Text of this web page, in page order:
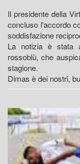
Il presidente della
concluso l'accordo
soddisfazione
La notizia è stata
rossoblù, che
stagione.
Dimas è dei nostri,